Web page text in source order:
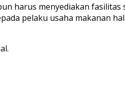
harus menyediakan
pelaku usaha makanan